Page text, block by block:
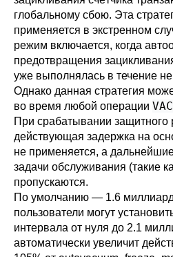
глобальному сбою. Эта
применяется в экстренном
режим включается, когда
предотвращения
уже выполнялась в течение
Однако данная стратегия
во время любой операции
При срабатывании
действующая задержка на
не применяется, а
задачи обслуживания (такие
пропускаются.
По умолчанию — 1.6
пользователи могут
интервала от нуля до 2.1
автоматически увеличит